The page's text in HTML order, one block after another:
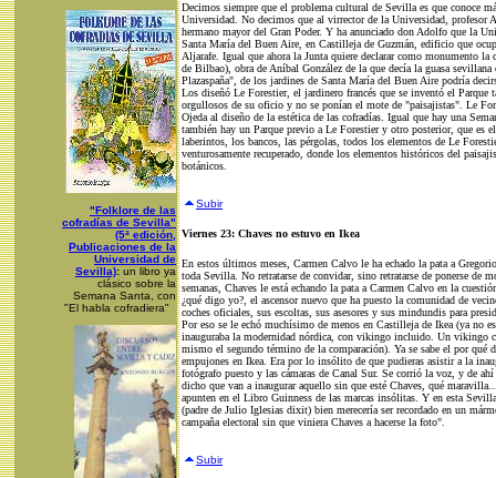
"Folklore de las
cofradías de Sevilla"
(5ª edición,
Publicaciones de la
Universidad de
Sevilla): un libro ya
clásico sobre la
Semana Santa, con
"El habla cofradiera"
Decimos siempre que el problema cultural de Sevilla es que conoce
Universidad. No decimos que al virrector de la Universidad, profesor
hermano mayor del Gran Poder. Y ha anunciado don Adolfo que la
Santa María del Buen Aire, en Castilleja de Guzmán, edificio que
Aljarafe. Igual que ahora la Junta quiere declarar como monumento la
de Bilbao), obra de Aníbal González de la que decía la guasa
Plazaspaña", de los jardines de Santa María del Buen Aire podría
Los diseñó Le Forestier, el jardinero francés que se inventó el Parque
orgullosos de su oficio y no se ponían el mote de "paisajistas". Le
Ojeda al diseño de la estética de las cofradías. Igual que hay una
también hay un Parque previo a Le Forestier y otro posterior, que es
laberintos, los bancos, las pérgolas, todos los elementos de Le
venturosamente recuperado, donde los elementos históricos del
botánicos.
Subir
Viernes 23: Chaves no estuvo en Ikea
En estos últimos meses, Carmen Calvo le ha echado la pata a
toda Sevilla. No retratarse de convidar, sino retratarse de ponerse de
semanas, Chaves le está echando la pata a Carmen Calvo en la
¿qué digo yo?, el ascensor nuevo que ha puesto la comunidad de
coches oficiales, sus escoltas, sus asesores y sus mindundis para
Por eso se le echó muchísimo de menos en Castilleja de Ikea (ya no
inauguraba la modernidad nórdica, con vikingo incluido. Un vikingo
mismo el segundo término de la comparación). Ya se sabe el por qué
empujones en Ikea. Era por lo insólito de que pudieras asistir a la
fotógrafo puesto y las cámaras de Canal Sur. Se corrió la voz, y de
dicho que van a inaugurar aquello sin que esté Chaves, qué
apunten en el Libro Guinness de las marcas insólitas. Y en esta
(padre de Julio Iglesias dixit) bien merecería ser recordado en un
campaña electoral sin que viniera Chaves a hacerse la foto".
Subir